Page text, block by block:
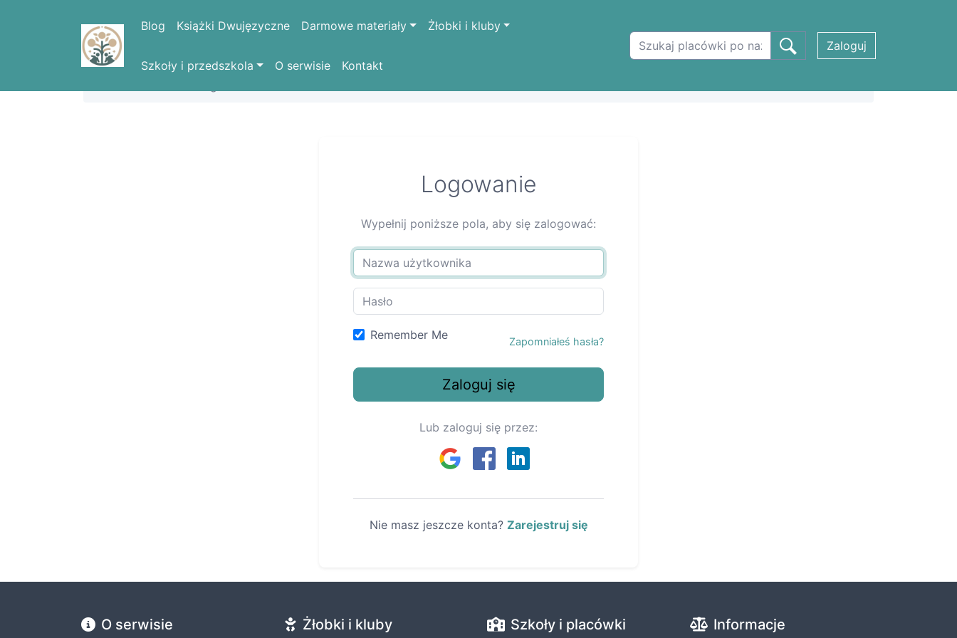
Blog Książki Dwujęzyczne Darmowe materiały Żłobki i kluby
Szkoły i przedszkola O serwisie Kontakt
Zaloguj
Logowanie
Wypełnij poniższe pola, aby się zalogować:
Remember Me Zapomniałeś hasła?
Zaloguj się
Lub zaloguj się przez:
Nie masz jeszcze konta? Zarejestruj się
O serwisie Żłobki i kluby Szkoły i placówki Informacje